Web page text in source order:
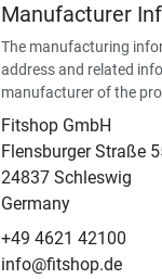
Manufacturer
The manufacturing
address and related
manufacturer of the
Fitshop GmbH
Flensburger Straße
24837 Schleswig
Germany
+49 4621 42100
info@fitshop.de